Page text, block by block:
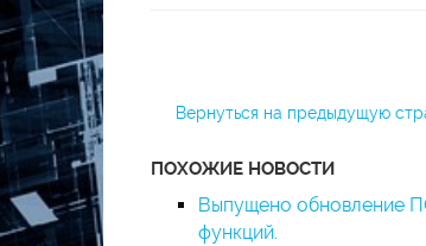
Вернуться на предыдущую
ПОХОЖИЕ НОВОСТИ
Выпущено обновление
функций.